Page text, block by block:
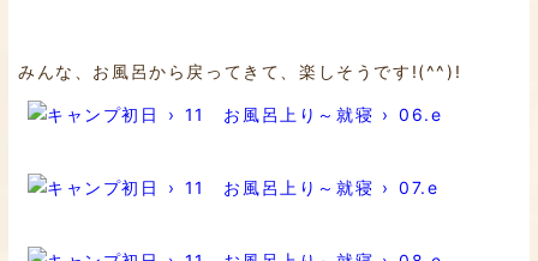
みんな、お風呂から戻ってきて、楽しそうです!(^^)!